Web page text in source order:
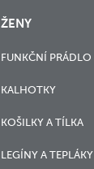
ŽENY
FUNKČNÍ PRÁDLO
KALHOTKY
KOŠILKY A TÍLKA
LEGÍNY A TEPLÁKY